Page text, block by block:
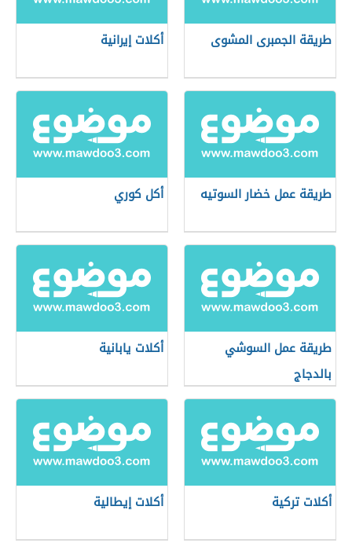
طريقة الجمبرى المشوى أكلات إيرانية
طريقة عمل خضار السوتيه أكل كوري
طريقة عمل السوشي
بالدجاج
أكلات يابانية
أكلات تركية أكلات إيطالية